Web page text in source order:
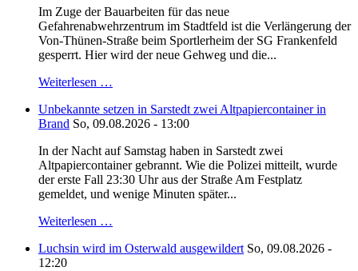
Im Zuge der Bauarbeiten für das neue
Gefahrenabwehrzentrum im Stadtfeld ist die Verlängerung der
Von-Thünen-Straße beim Sportlerheim der SG Frankenfeld
gesperrt. Hier wird der neue Gehweg und die...
Weiterlesen …
Unbekannte setzen in Sarstedt zwei Altpapiercontainer in
Brand So, 09.08.2026 - 13:00
In der Nacht auf Samstag haben in Sarstedt zwei
Altpapiercontainer gebrannt. Wie die Polizei mitteilt, wurde
der erste Fall 23:30 Uhr aus der Straße Am Festplatz
gemeldet, und wenige Minuten später...
Weiterlesen …
Luchsin wird im Osterwald ausgewildert So, 09.08.2026 -
12:20